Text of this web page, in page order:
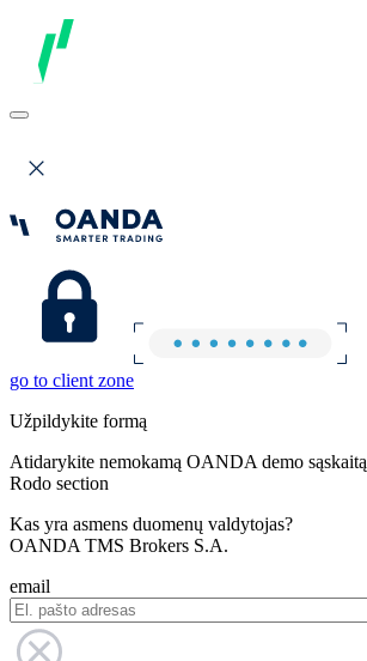
go to client zone
Užpildykite formą
Atidarykite nemokamą OANDA demo sąskaitą
Rodo section
Kas yra asmens duomenų valdytojas?
OANDA TMS Brokers S.A.
email